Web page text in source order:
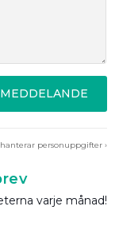
personuppgifter ›
varje månad!